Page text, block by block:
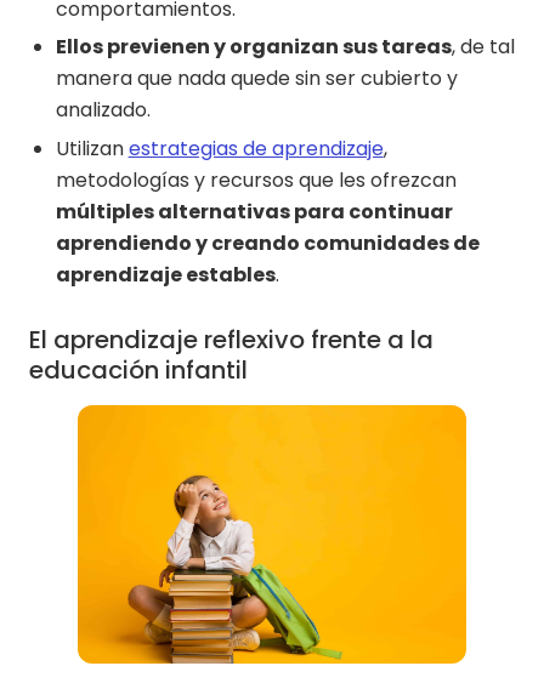
comportamientos.
Ellos previenen y organizan sus tareas, de tal
manera que nada quede sin ser cubierto y
analizado.
Utilizanestrategias de aprendizaje,
metodologías y recursos que les ofrezcan
múltiples alternativas para continuar
aprendiendo y creando comunidades de
aprendizaje estables.
El aprendizaje reflexivo frente a la
educación infantil